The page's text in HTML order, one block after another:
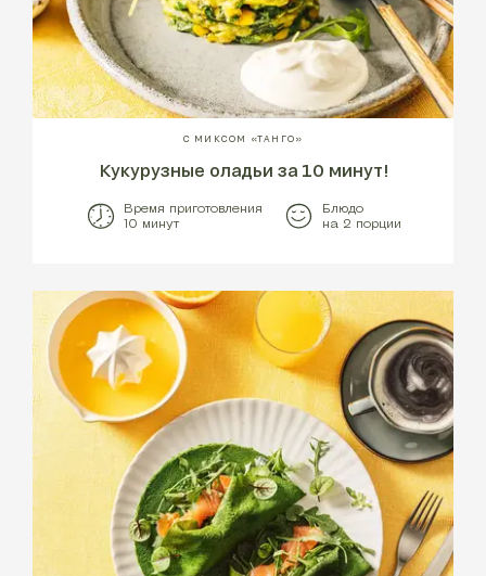
С МИКСОМ «ТАНГО»
Кукурузные оладьи за 10 минут!
Время приготовления
10 минут
Блюдо
на 2 порции